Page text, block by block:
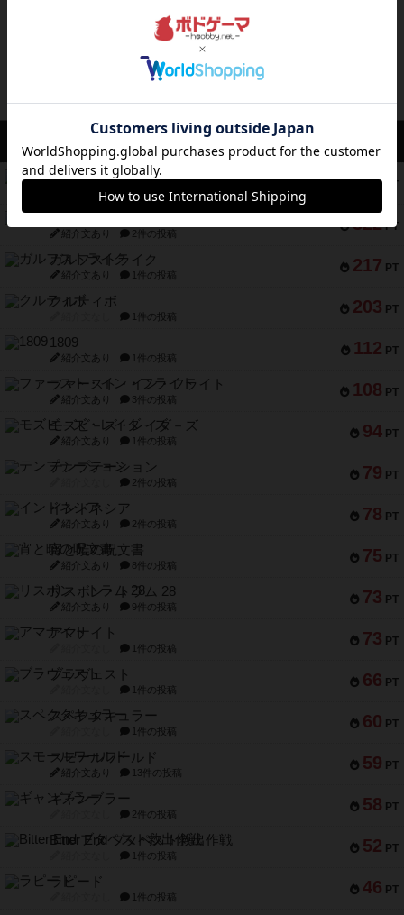
ボドゲーマのアプリ版はこちら
アクセス数 急上昇中
340 PT
コレクト！
紹介文なし 1件の投稿
322 PT
紹介文あり 2件の投稿
217 PT
ガルフストライク
紹介文あり 1件の投稿
203 PT
クルティボ
1件の投稿
112 PT
1809
紹介文あり 1件の投稿
108 PT
ファースト・イン・フライト
紹介文あり 3件の投稿
94 PT
モズビ－ズ・レイダ－ズ
紹介文あり 1件の投稿
79 PT
テンプテーション
2件の投稿
78 PT
インドネシア
紹介文あり 2件の投稿
75 PT
宵と暁の呪文書
紹介文あり 8件の投稿
73 PT
リスボン・トラム 28
紹介文あり 9件の投稿
73 PT
アマナイト
1件の投稿
66 PT
ブラヴェスト
1件の投稿
60 PT
スペクタキュラー
1件の投稿
59 PT
スモールワールド
紹介文あり 13件の投稿
58 PT
ギャンブラー
2件の投稿
52 PT
Bitter End ブタペスト救出作戦
1件の投稿
46 PT
ラピード
1件の投稿